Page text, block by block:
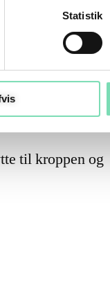
Statistik
Hvad
til kroppen og